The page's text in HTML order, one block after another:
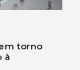
torno
à